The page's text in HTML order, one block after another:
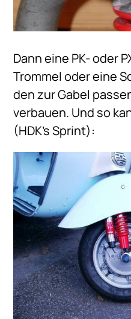
Dann eine PK- oder
Trommel oder eine
den zur Gabel
verbauen. Und so
(HDK’s Sprint):